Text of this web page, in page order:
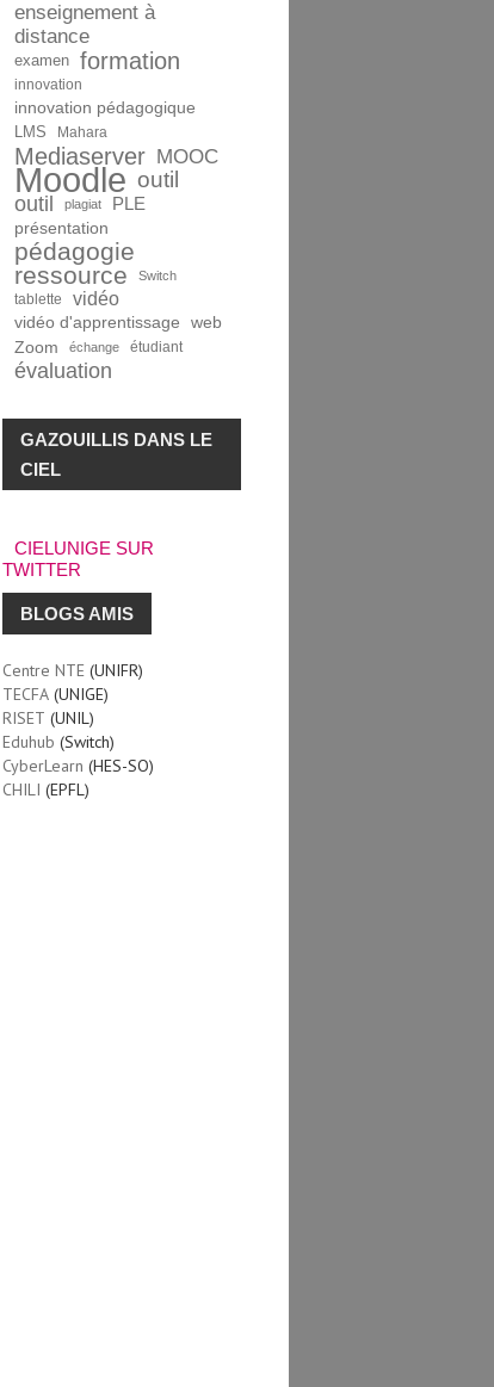
enseignement à
distance
examen formation
innovation
innovation pédagogique
LMS Mahara
Mediaserver MOOC
Moodle outil
outil plagiat PLE
présentation
pédagogie
ressource
Switch
tablette vidéo
vidéo d'apprentissage web
Zoom échange étudiant
évaluation
GAZOUILLIS DANS LE
CIEL
CIELUNIGE SUR
TWITTER
BLOGS AMIS
Centre NTE (UNIFR)
TECFA (UNIGE)
RISET (UNIL)
Eduhub (Switch)
CyberLearn (HES-SO)
CHILI (EPFL)